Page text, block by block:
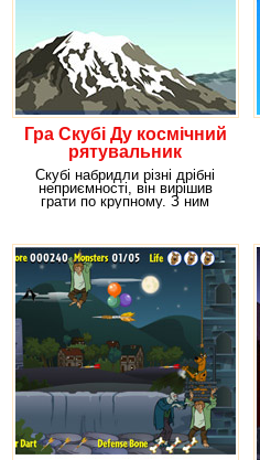
Гра Скубі Ду космічний
рятувальник
Скубі набридли різні дрібні
неприємності, він вирішив
грати по крупному. З ним